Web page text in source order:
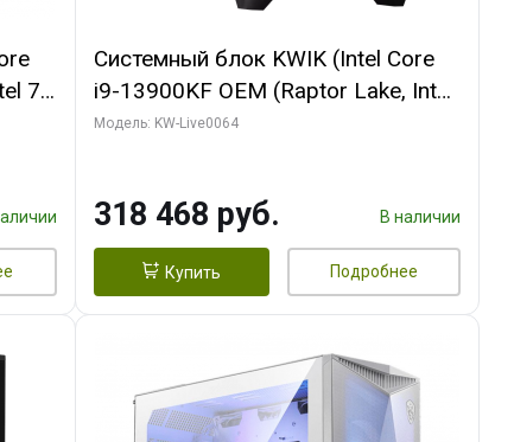
7,
Системный блок KWIK (Intel Core
i9-13900KF OEM (Raptor Lake, Intel
7, C24 16EC/8P/ 64 ГБ ОЗУ (2
2/ 512 ГБ SSD)
Модель: KW-Live0064
318 468 руб. В наличии
Купить Подробнее